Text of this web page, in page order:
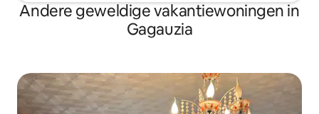
Andere geweldige vakantiewoningen in
Gagauzia